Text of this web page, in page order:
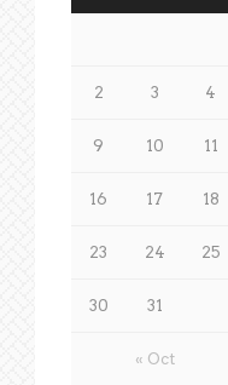
« Oct
2 3 4
9 10 11
16 17 18
23 24 25
30 31